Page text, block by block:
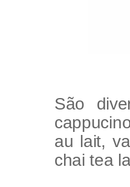
São
au lait,
chai tea